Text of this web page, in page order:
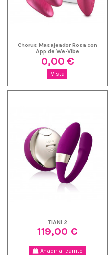
Chorus Masajeador Rosa con
App de We-Vibe
0,00 €
Vista
TIANI 2
119,00 €
Añadir al carrito